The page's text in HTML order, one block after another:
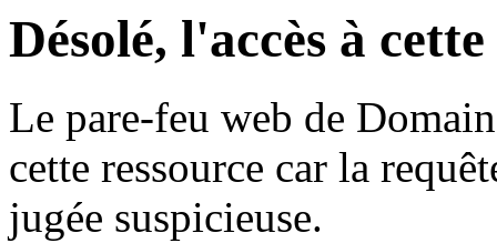
Désolé, l'accès à
Le pare-feu web de
cette ressource car la
jugée suspicieuse.